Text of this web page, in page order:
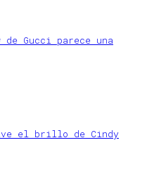
Gucci parece una
el brillo de Cindy